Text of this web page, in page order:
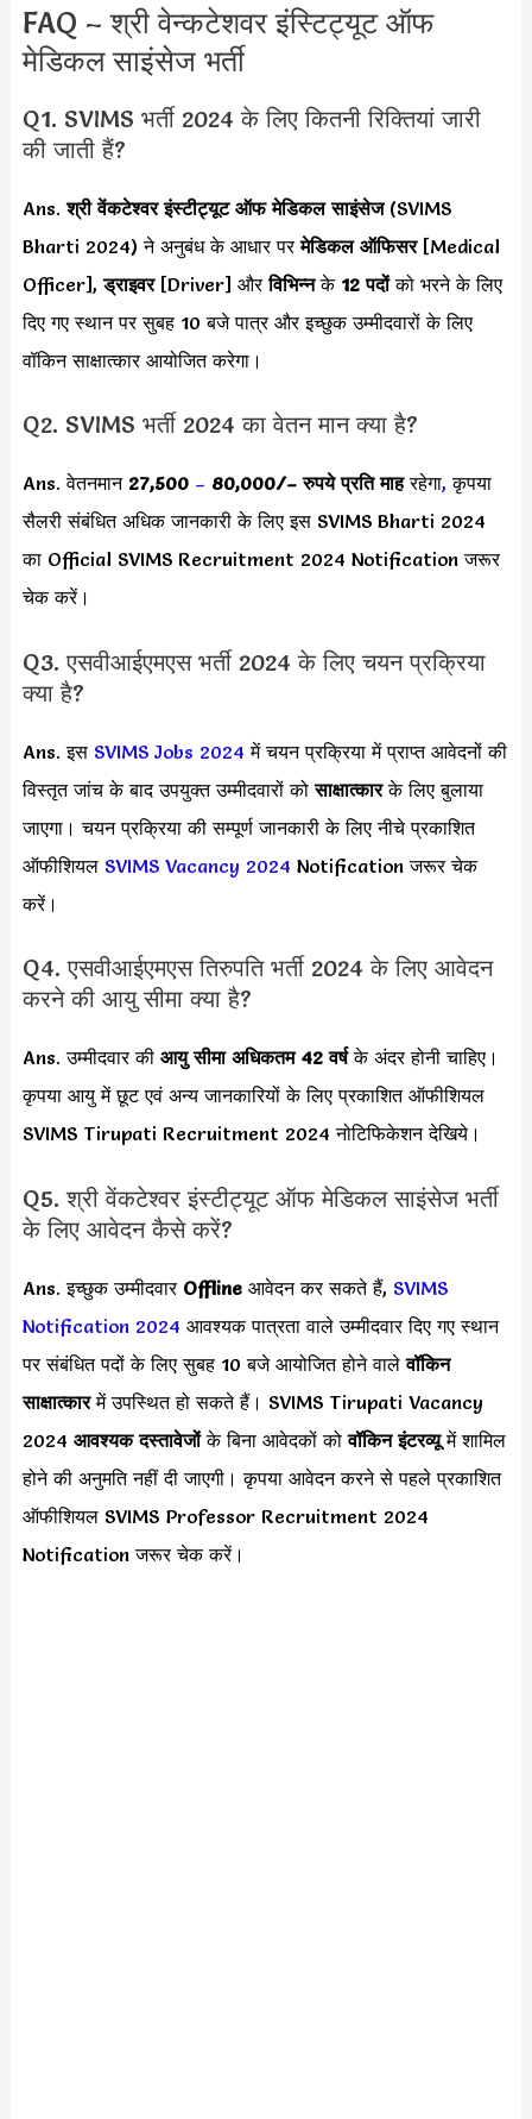
FAQ – श्री वेन्कटेशवर इंस्टिट्यूट ऑफ
मेडिकल साइंसेज भर्ती
Q1. SVIMS भर्ती 2024 के लिए कितनी रिक्तियां जारी
की जाती हैं?
Ans.श्री वेंकटेश्वर इंस्टीट्यूट ऑफ मेडिकल साइंसेज (SVIMS
Bharti 2024) ने अनुबंध के आधार परमेडिकल ऑफिसर [Medical
Officer], ड्राइवर[Driver] औरविभिन्नके 12 पदोंको भरने के लिए
दिए गए स्थान पर सुबह 10 बजे पात्र और इच्छुक उम्मीदवारों के लिए
वॉकिन साक्षात्कार आयोजित करेगा।
Q2. SVIMS भर्ती 2024 का वेतन मान क्या है?
Ans. वेतनमान 27,500 – 80,000/– रुपये प्रति माहरहेगा, कृपया
सैलरी संबंधित अधिक जानकारी के लिए इस SVIMS Bharti 2024
का Official SVIMS Recruitment 2024 Notification जरूर
चेक करें।
Q3. एसवीआईएमएस भर्ती 2024 के लिए चयन प्रक्रिया
क्या है?
Ans. इस SVIMS Jobs 2024 में चयन प्रक्रिया में प्राप्त आवेदनों की
विस्तृत जांच के बाद उपयुक्त उम्मीदवारों कोसाक्षात्कारके लिए बुलाया
जाएगा। चयन प्रक्रिया की सम्पूर्ण जानकारी के लिए नीचे प्रकाशित
ऑफीशियल SVIMS Vacancy 2024 Notification जरूर चेक
करें।
Q4. एसवीआईएमएस तिरुपति भर्ती 2024 के लिए आवेदन
करने की आयु सीमा क्या है?
Ans. उम्मीदवार की आयु सीमाअधिकतम 42 वर्षके अंदर होनी चाहिए।
कृपया आयु में छूट एवं अन्य जानकारियों के लिए प्रकाशित ऑफीशियल
SVIMS Tirupati Recruitment 2024 नोटिफिकेशन देखिये।
Q5. श्री वेंकटेश्वर इंस्टीट्यूट ऑफ मेडिकल साइंसेज भर्ती
के लिए आवेदन कैसे करें?
Ans. इच्छुक उम्मीदवार Offline आवेदन कर सकते हैं, SVIMS
Notification 2024 आवश्यक पात्रता वाले उम्मीदवार दिए गए स्थान
पर संबंधित पदों के लिए सुबह 10 बजे आयोजित होने वालेवॉकिन
साक्षात्कारमें उपस्थित हो सकते हैं। SVIMS Tirupati Vacancy
2024 आवश्यक दस्तावेजोंके बिना आवेदकों कोवॉकिन इंटरव्यूमें शामिल
होने की अनुमति नहीं दी जाएगी। कृपया आवेदन करने से पहले प्रकाशित
ऑफीशियल SVIMS Professor Recruitment 2024
Notification जरूर चेक करें।